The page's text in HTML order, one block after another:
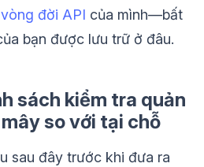
vòng đời API của mình—bất
bạn được lưu trữ ở đâu.
sách kiểm tra quản
so với tại chỗ
sau đây trước khi đưa ra